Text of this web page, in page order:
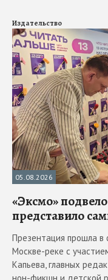
Издательство
05.08.2026
«Эксмо»
представило
Презентация прошла в
Москве-реке с
Капьева, главных